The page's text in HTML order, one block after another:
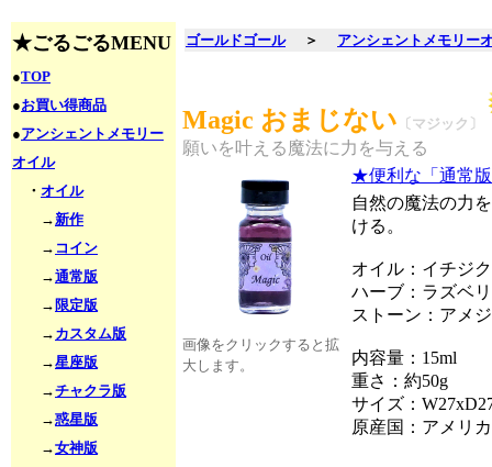
★ごるごるMENU
●TOP
●お買い得商品
●アンシェントメモリー
オイル
・ オイル
→新作
→ コイン
→通常版
→ 限定版
→ カスタム版
→星座版
→チャクラ版
→惑星版
→女神版
ゴールドゴール ＞ アンシェントメモリー
Magic おまじない 〔マジック〕
願いを叶える魔法に力を与える
画像をクリックすると拡
大します。
★便利な「通常
自然の魔法の力
ける。
オイル：イチジ
ハーブ：ラズベ
ストーン：アメ
内容量：15ml
重さ：約50g
サイズ：
原産国：アメリカ